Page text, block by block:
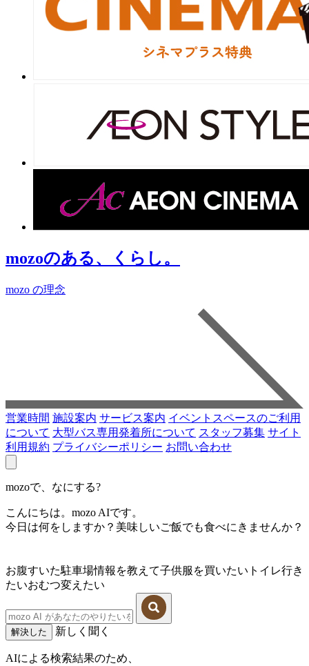
mozoのある、くらし。
mozo の理念
営業時間 施設案内 サービス案内 イベントスペースのご利用
について 大型バス専用発着所について スタッフ募集 サイト
利用規約 プライバシーポリシー お問い合わせ
mozoで、なにする?
こんにちは。mozo AIです。
今日は何をしますか？美味しいご飯でも食べにきませんか？
お腹すいた駐車場情報を教えて子供服を買いたい トイレ行き
たいおむつ変えたい
解決した 新しく聞く
AIによる検索結果のため、